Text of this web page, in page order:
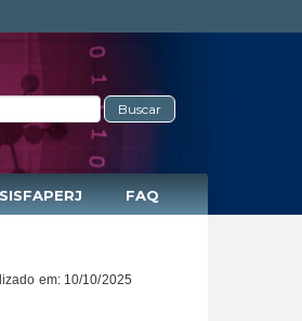
Buscar
SISFAPERJ FAQ
em: 10/10/2025